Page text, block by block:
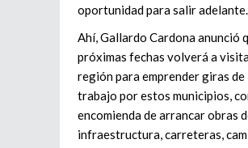
oportunidad para salir adelante.
Ahí, Gallardo Cardona anunció
próximas fechas volverá a
región para emprender giras de
trabajo por estos municipios,
encomienda de arrancar obras
infraestructura, carreteras,